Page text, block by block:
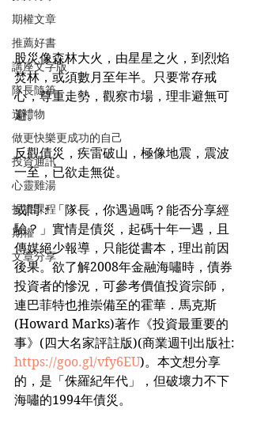
期權文章
推薦好書
講座文字版
隊長隨筆
送禮物
做更快樂更成功的自己
投資通訊
心靈雞湯
投資課程
期權
文章分享
股災像森林大火，由星星之火，到烈焰
焚林，或須數月至年半。只要常存戒
心，尊重走勢，觀察市場，理非避無可
避。
反觀債災，疾雷破山，極像地震，震波
一至，已欲走無從。
或問：「隊長，你遇過嗎？能否分享經
驗？」實情是債災，起碼十年一遇，且
傳媒絕少報導，只能從書本，理出前因
後果。欲了解2008年金融海嘯時，債券
投資者的慘況，可參考價值投資宗師，
連巴菲特也推崇備至的霍華．馬克斯
(Howard Marks)著作《投資最重要的
事》(四大名家評註版)(商業週刊出版社:
https://goo.gl/vfy6EU)。本文想分享
的，是「侏羅紀年代」，但破壞力不下
海嘯的1994年債災。